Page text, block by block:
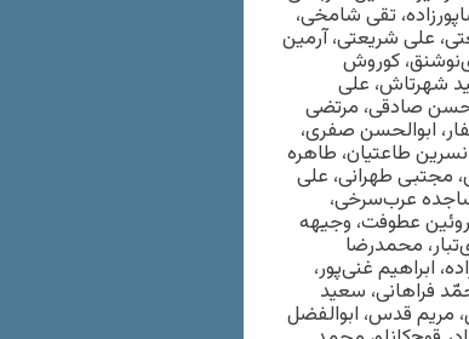
تقی شامخی،
علی شریعتی، آرمین
کوروش
شهرتاش، علی
صادقی، مرتضی
ابوالحسن صفری،
طاعتیان، طاهره
مجتبی طهرانی، علی
عرب‌سرخی،
عطوفت، وجیهه
محمدرضا
ابراهیم غنی‌پور،
فراهانی، سعید
مریم قدس، ابوالفضل